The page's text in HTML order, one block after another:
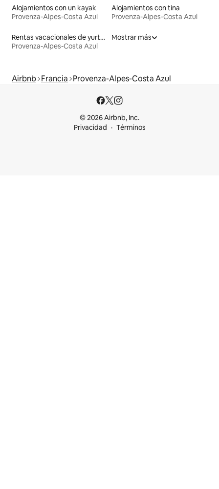
Alojamientos con un kayak
Provenza-Alpes-Costa Azul
Alojamientos con tina
Provenza-Alpes-Costa Azul
Rentas vacacionales de yurtas
Provenza-Alpes-Costa Azul
Mostrar más
Airbnb Francia Provenza-Alpes-Costa Azul
© 2026 Airbnb, Inc.
Privacidad
Términos